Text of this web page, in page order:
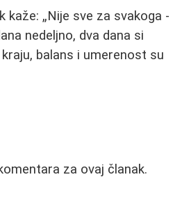
kaže:
Nije sve za svakoga -
nedeljno, dva dana si
kraju, balans i umerenost su
za ovaj članak.